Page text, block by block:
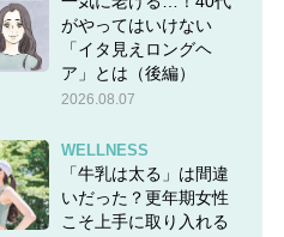
がやってはいけない
「イタ見えロングヘ
ア」とは（後編）
2026.08.07
WELLNESS
「牛乳は太る」は間違
いだった？更年期女性
こそ上手に取り入れる